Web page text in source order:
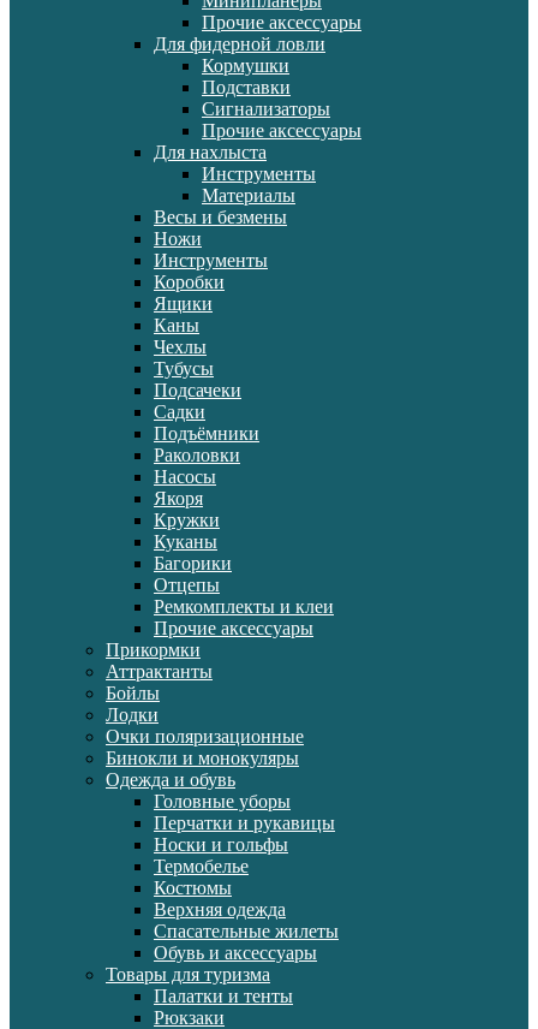
Прочие аксессуары
Для фидерной ловли
Кормушки
Подставки
Сигнализаторы
Прочие аксессуары
Для нахлыста
Инструменты
Материалы
Весы и безмены
Ножи
Инструменты
Коробки
Ящики
Каны
Чехлы
Тубусы
Подсачеки
Садки
Подъёмники
Раколовки
Насосы
Якоря
Кружки
Куканы
Багорики
Отцепы
Ремкомплекты и клеи
Прочие аксессуары
Прикормки
Аттрактанты
Бойлы
Лодки
Очки поляризационные
Бинокли и монокуляры
Одежда и обувь
Головные уборы
Перчатки и рукавицы
Носки и гольфы
Термобелье
Костюмы
Верхняя одежда
Спасательные жилеты
Обувь и аксессуары
Товары для туризма
Палатки и тенты
Рюкзаки